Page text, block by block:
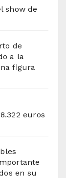
show de
de
a la
figura
euros
en su